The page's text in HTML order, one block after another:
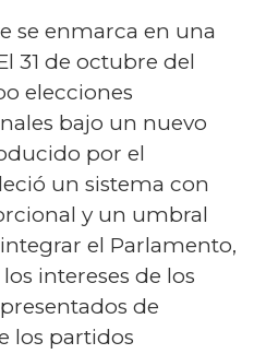
se enmarca en una
31 de octubre del
elecciones
bajo un nuevo
por el
un sistema con
y un umbral
el Parlamento,
intereses de los
de
los partidos